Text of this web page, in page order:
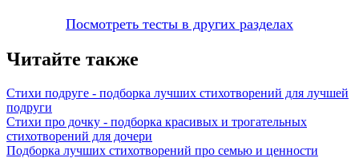
Посмотреть тесты в других разделах
Читайте также
Стихи подруге - подборка лучших стихотворений для лучшей
подруги
Стихи про дочку - подборка красивых и трогательных
стихотворений для дочери
Подборка лучших стихотворений про семью и ценности